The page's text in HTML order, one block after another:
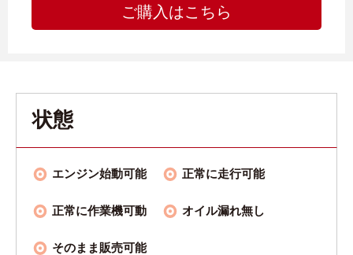
ご購入はこちら
状態
エンジン始動可能 正常に走行可能
正常に作業機可動 オイル漏れ無し
そのまま販売可能